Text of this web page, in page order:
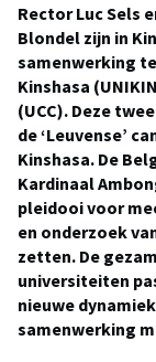
Rector Luc Sels
Blondel zijn in
samenwerking
Kinshasa
(UCC). Deze
de ‘Leuvense’
Kinshasa. De
Kardinaal
pleidooi voor
en onderzoek
zetten. De
universiteiten
nieuwe
samenwerking